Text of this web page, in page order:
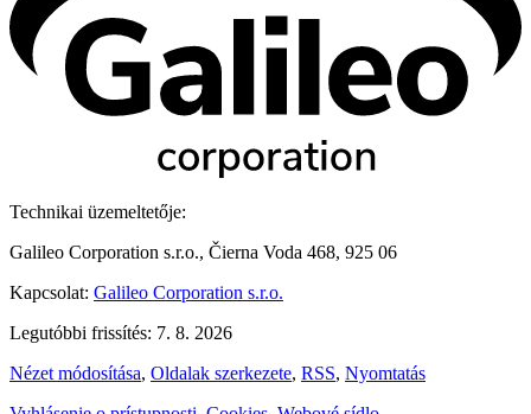
Technikai üzemeltetője:
Galileo Corporation s.r.o., Čierna Voda 468, 925 06
Kapcsolat: Galileo Corporation s.r.o.
Legutóbbi frissítés: 7. 8. 2026
Nézet módosítása, Oldalak szerkezete, RSS, Nyomtatás